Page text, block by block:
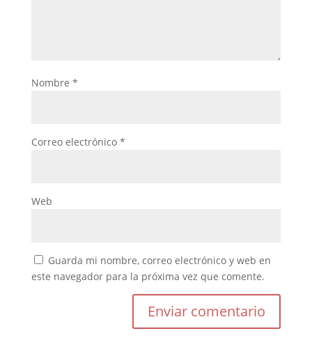
Nombre *
Correo electrónico *
Web
Guarda mi nombre, correo electrónico y web en
este navegador para la próxima vez que comente.